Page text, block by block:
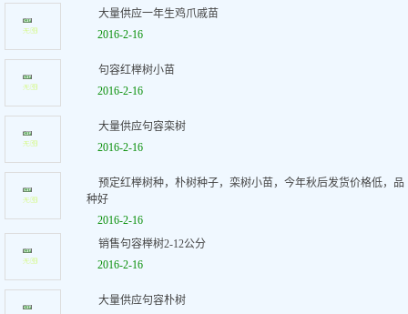
大量供应一年生鸡爪戚苗
2016-2-16
句容红榉树小苗
2016-2-16
大量供应句容栾树
2016-2-16
预定红榉树种，朴树种子，栾树小苗，今年秋后发货价格低，品
种好
2016-2-16
销售句容榉树2-12公分
2016-2-16
大量供应句容朴树